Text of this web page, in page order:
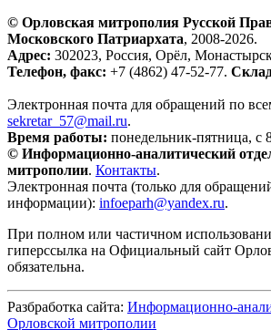
© Орловская митрополия Русской
Московского Патриархата, 2008-2026.
Адрес: 302023, Россия, Орёл,
Телефон, факс: +7 (4862) 47-52-77.
Электронная почта для обращений по
sekretar_57@mail.ru.
Время работы: понедельник-пятница, с
© Информационно-аналитический
митрополии. Контакты.
Электронная почта (только для
информации): infoeparh@yandex.ru.
При полном или частичном
гиперссылка на Официальный сайт
обязательна.
Разбработка сайта: Информационно-
Орловской митрополии